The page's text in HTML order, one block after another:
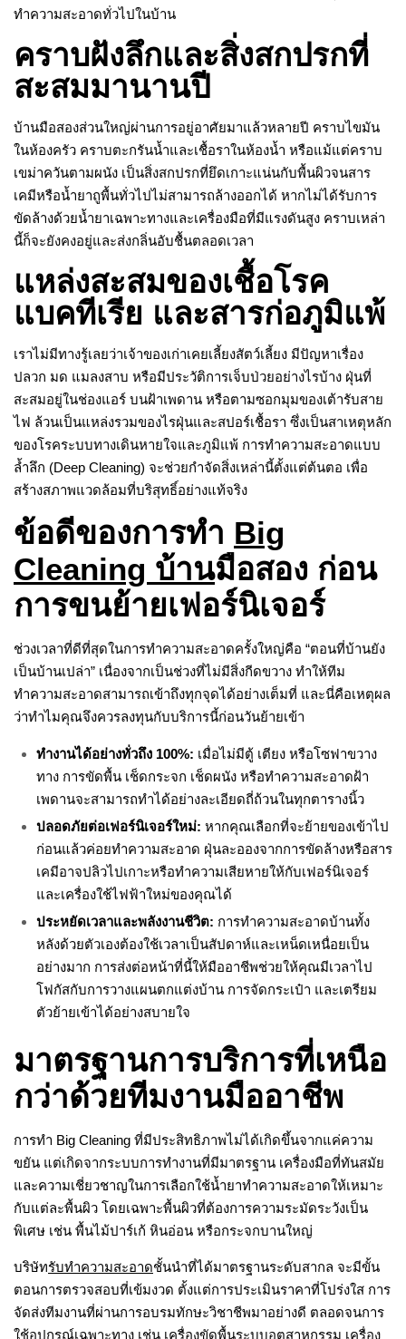
ทำความสะอาดทั่วไปในบ้าน
คราบฝังลึกและสิ่งสกปรกที่
สะสมมานานปี
บ้านมือสองส่วนใหญ่ผ่านการอยู่อาศัยมาแล้วหลายปี คราบไขมัน
ในห้องครัว คราบตะกรันน้ำและเชื้อราในห้องน้ำ หรือแม้แต่คราบ
เขม่าควันตามผนัง เป็นสิ่งสกปรกที่ยึดเกาะแน่นกับพื้นผิวจนสาร
เคมีหรือน้ำยาถูพื้นทั่วไปไม่สามารถล้างออกได้ หากไม่ได้รับการ
ขัดล้างด้วยน้ำยาเฉพาะทางและเครื่องมือที่มีแรงดันสูง คราบเหล่า
นี้ก็จะยังคงอยู่และส่งกลิ่นอับชื้นตลอดเวลา
แหล่งสะสมของเชื้อโรค
แบคทีเรีย และสารก่อภูมิแพ้
เราไม่มีทางรู้เลยว่าเจ้าของเก่าเคยเลี้ยงสัตว์เลี้ยง มีปัญหาเรื่อง
ปลวก มด แมลงสาบ หรือมีประวัติการเจ็บป่วยอย่างไรบ้าง ฝุ่นที่
สะสมอยู่ในช่องแอร์ บนฝ้าเพดาน หรือตามซอกมุมของเต้ารับสาย
ไฟ ล้วนเป็นแหล่งรวมของไรฝุ่นและสปอร์เชื้อรา ซึ่งเป็นสาเหตุหลัก
ของโรคระบบทางเดินหายใจและภูมิแพ้ การทำความสะอาดแบบ
ล้ำลึก (Deep Cleaning) จะช่วยกำจัดสิ่งเหล่านี้ตั้งแต่ต้นตอ เพื่อ
สร้างสภาพแวดล้อมที่บริสุทธิ์อย่างแท้จริง
ข้อดีของการทำ Big
Cleaning บ้านมือสอง ก่อน
การขนย้ายเฟอร์นิเจอร์
ช่วงเวลาที่ดีที่สุดในการทำความสะอาดครั้งใหญ่คือ “ตอนที่บ้านยัง
เป็นบ้านเปล่า” เนื่องจากเป็นช่วงที่ไม่มีสิ่งกีดขวาง ทำให้ทีม
ทำความสะอาดสามารถเข้าถึงทุกจุดได้อย่างเต็มที่ และนี่คือเหตุผล
ว่าทำไมคุณจึงควรลงทุนกับบริการนี้ก่อนวันย้ายเข้า
ทำงานได้อย่างทั่วถึง 100%: เมื่อไม่มีตู้ เตียง หรือโซฟาขวาง
ทาง การขัดพื้น เช็ดกระจก เช็ดผนัง หรือทำความสะอาดฝ้า
เพดานจะสามารถทำได้อย่างละเอียดถี่ถ้วนในทุกตารางนิ้ว
ปลอดภัยต่อเฟอร์นิเจอร์ใหม่: หากคุณเลือกที่จะย้ายของเข้าไป
ก่อนแล้วค่อยทำความสะอาด ฝุ่นละอองจากการขัดล้างหรือสาร
เคมีอาจปลิวไปเกาะหรือทำความเสียหายให้กับเฟอร์นิเจอร์
และเครื่องใช้ไฟฟ้าใหม่ของคุณได้
ประหยัดเวลาและพลังงานชีวิต: การทำความสะอาดบ้านทั้ง
หลังด้วยตัวเองต้องใช้เวลาเป็นสัปดาห์และเหน็ดเหนื่อยเป็น
อย่างมาก การส่งต่อหน้าที่นี้ให้มืออาชีพช่วยให้คุณมีเวลาไป
โฟกัสกับการวางแผนตกแต่งบ้าน การจัดกระเป๋า และเตรียม
ตัวย้ายเข้าได้อย่างสบายใจ
มาตรฐานการบริการที่เหนือ
กว่าด้วยทีมงานมืออาชีพ
การทำ Big Cleaning ที่มีประสิทธิภาพไม่ได้เกิดขึ้นจากแค่ความ
ขยัน แต่เกิดจากระบบการทำงานที่มีมาตรฐาน เครื่องมือที่ทันสมัย
และความเชี่ยวชาญในการเลือกใช้น้ำยาทำความสะอาดให้เหมาะ
กับแต่ละพื้นผิว โดยเฉพาะพื้นผิวที่ต้องการความระมัดระวังเป็น
พิเศษ เช่น พื้นไม้ปาร์เก้ หินอ่อน หรือกระจกบานใหญ่
บริษัทรับทำความสะอาดชั้นนำที่ได้มาตรฐานระดับสากล จะมีขั้น
ตอนการตรวจสอบที่เข้มงวด ตั้งแต่การประเมินราคาที่โปร่งใส การ
จัดส่งทีมงานที่ผ่านการอบรมทักษะวิชาชีพมาอย่างดี ตลอดจนการ
ใช้อุปกรณ์เฉพาะทาง เช่น เครื่องขัดพื้นระบบอุตสาหกรรม เครื่อง